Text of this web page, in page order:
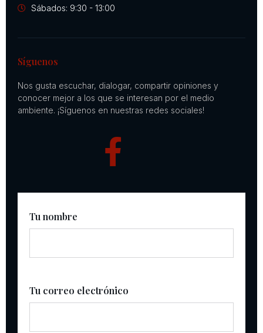
Sábados: 9:30 - 13:00
Síguenos
Nos gusta escuchar, dialogar, compartir opiniones y
conocer mejor a los que se interesan por el medio
ambiente. ¡Síguenos en nuestras redes sociales!
Tu nombre
Tu correo electrónico